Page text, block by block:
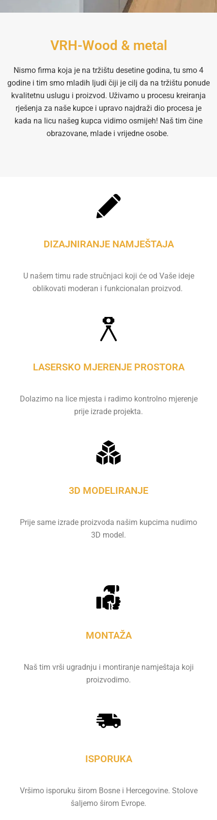
VRH-Wood & metal
Nismo firma koja je na tržištu desetine godina, tu smo 4
godine i tim smo mladih ljudi čiji je cilj da na tržištu ponude
kvalitetnu uslugu i proizvod. Uživamo u procesu kreiranja
rješenja za naše kupce i upravo najdraži dio procesa je
kada na licu našeg kupca vidimo osmijeh! Naš tim čine
obrazovane, mlade i vrijedne osobe.
DIZAJNIRANJE NAMJEŠTAJA
U našem timu rade stručnjaci koji će od Vaše ideje
oblikovati moderan i funkcionalan proizvod.
LASERSKO MJERENJE PROSTORA
Dolazimo na lice mjesta i radimo kontrolno mjerenje
prije izrade projekta.
3D MODELIRANJE
Prije same izrade proizvoda našim kupcima nudimo
3D model.
MONTAŽA
Naš tim vrši ugradnju i montiranje namještaja koji
proizvodimo.
ISPORUKA
Vršimo isporuku širom Bosne i Hercegovine. Stolove
šaljemo širom Evrope.